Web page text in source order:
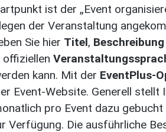
ist der „Event
der Veranstaltung
Sie hier Titel, Beschreibung
offiziellen
kann. Mit der EventPlus-
Event-Website. Generell
pro Event dazu
Verfügung. Die ausführliche